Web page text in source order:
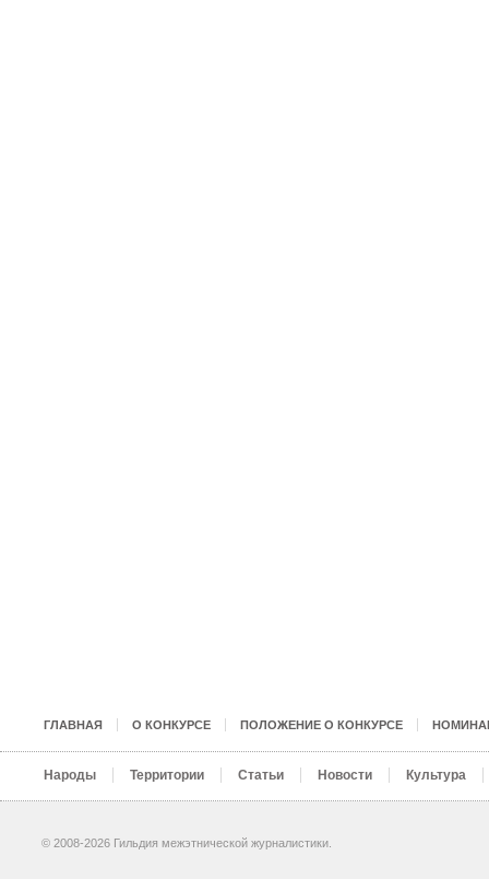
ГЛАВНАЯ О КОНКУРСЕ ПОЛОЖЕНИЕ О КОНКУРСЕ
Народы Территории Статьи Новости Культура
© 2008-2026 Гильдия межэтнической журналистики.